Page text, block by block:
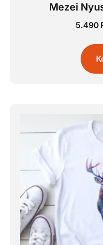
Mezei
5.490